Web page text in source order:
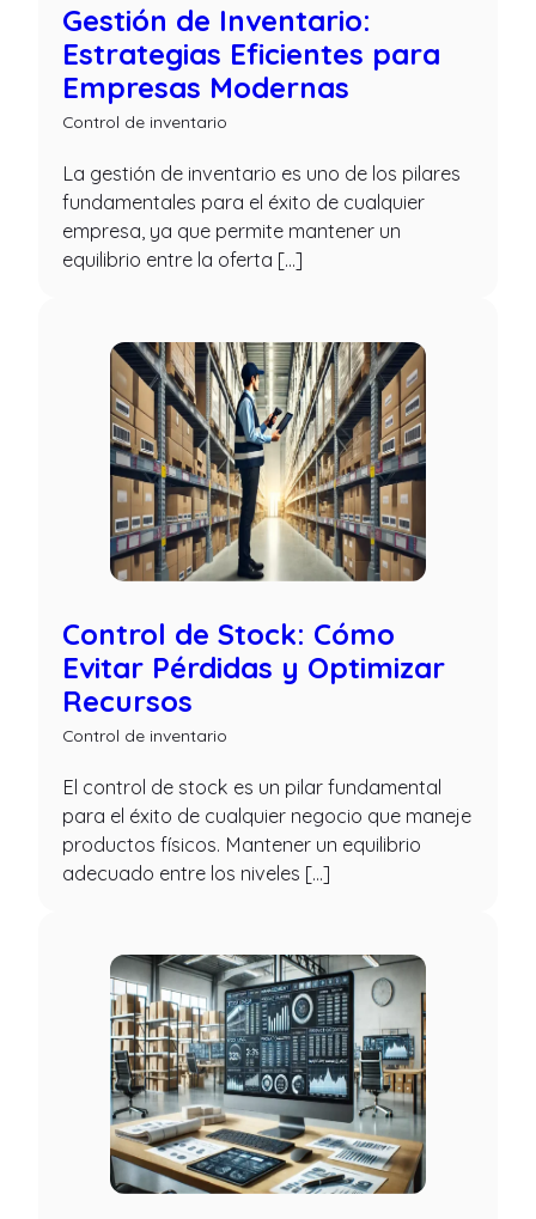
Gestión de Inventario:
Estrategias Eficientes para
Empresas Modernas
Control de inventario
La gestión de inventario es uno de los pilares
fundamentales para el éxito de cualquier
empresa, ya que permite mantener un
equilibrio entre la oferta […]
Control de Stock: Cómo
Evitar Pérdidas y Optimizar
Recursos
Control de inventario
El control de stock es un pilar fundamental
para el éxito de cualquier negocio que maneje
productos físicos. Mantener un equilibrio
adecuado entre los niveles […]